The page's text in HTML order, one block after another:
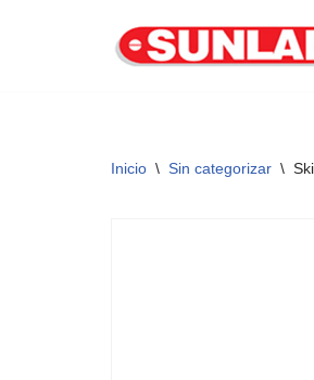
Inicio \ Sin categorizar \